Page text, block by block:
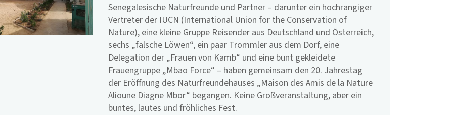
Senegalesische Naturfreunde und Partner – darunter ein hochrangiger
Vertreter der IUCN (International Union for the Conservation of
Nature), eine kleine Gruppe Reisender aus Deutschland und Österreich,
sechs „falsche Löwen“, ein paar Trommler aus dem Dorf, eine
Delegation der „Frauen von Kamb“ und eine bunt gekleidete
Frauengruppe „Mbao Force“ – haben gemeinsam den 20. Jahrestag
der Eröffnung des Naturfreundehauses „Maison des Amis de la Nature
Alioune Diagne Mbor“ begangen. Keine Großveranstaltung, aber ein
buntes, lautes und fröhliches Fest.